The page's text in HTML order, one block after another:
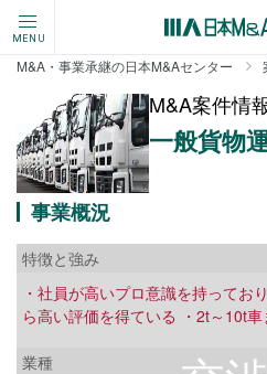
MENU
M&A・事業承継の日本M&Aセンター
M&A案件情
一般貨物
事業概況
特徴と強み
・社員が高いプロ意識を持ってお
ら高い評価を得ている ・2t～10t
業種